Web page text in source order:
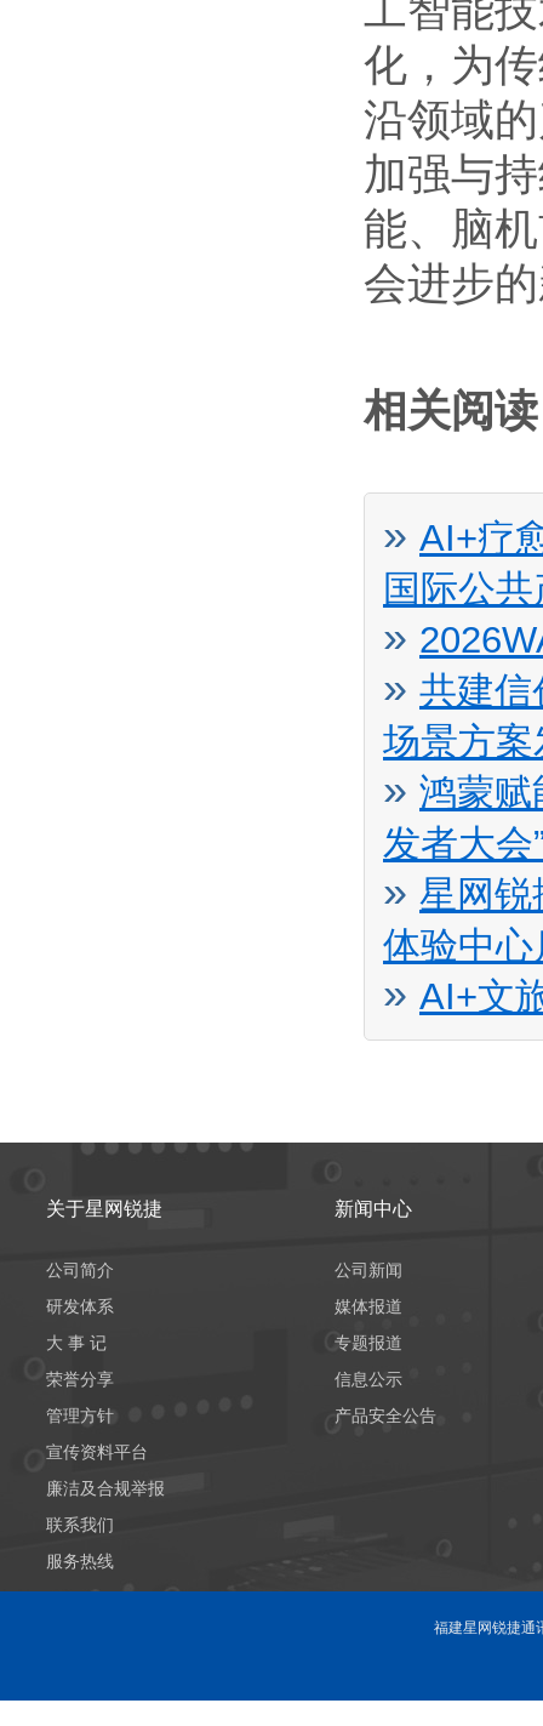
工智能
化，为
沿领域
加强与
能、脑
会进步
相关阅
» AI+疗
国际公共
»
» 共建信
场景方案
» 鸿蒙赋
发者大会
» 星网锐
体验中
» AI+文
关于星网锐捷
公司简介
研发体系
大 事 记
荣誉分享
管理方针
宣传资料平台
廉洁及合规举报
联系我们
服务热线
新闻中心
公司新闻
媒体报道
专题报道
信息公示
产品安全公告
福建星网锐捷